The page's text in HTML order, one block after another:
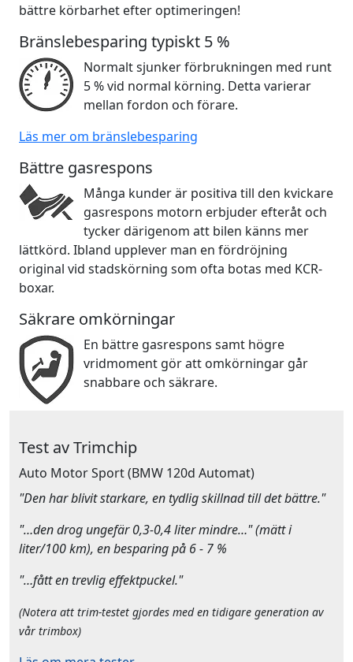
bättre körbarhet efter optimeringen!
Bränslebesparing typiskt 5 %
Normalt sjunker förbrukningen med runt
5 % vid normal körning. Detta varierar
mellan fordon och förare.
Läs mer om bränslebesparing
Bättre gasrespons
Många kunder är positiva till den kvickare
gasrespons motorn erbjuder efteråt och
tycker därigenom att bilen känns mer
lättkörd. Ibland upplever man en fördröjning
original vid stadskörning som ofta botas med KCR-
boxar.
Säkrare omkörningar
En bättre gasrespons samt högre
vridmoment gör att omkörningar går
snabbare och säkrare.
Test av Trimchip
Auto Motor Sport(BMW 120d Automat)
"Den har blivit starkare, en tydlig skillnad till det bättre."
"…den drog ungefär 0,3-0,4 liter mindre…" (mätt i
liter/100 km), en besparing på 6 - 7 %
"…fått en trevlig effektpuckel."
(Notera att trim-testet gjordes med en tidigare generation av
vår trimbox)